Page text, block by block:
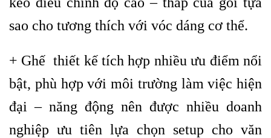
sao cho tương thích với vóc dáng cơ thể.
+ Ghế thiết kế tích hợp nhiều ưu điểm nổi
bật, phù hợp với môi trường làm việc hiện
đại – năng động nên được nhiều doanh
nghiệp ưu tiên lựa chọn setup cho văn